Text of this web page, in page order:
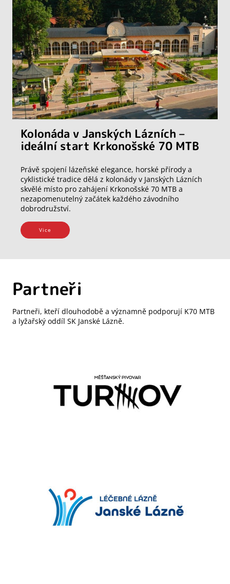
Kolonáda v Janských Lázních –
ideální start Krkonošské 70 MTB
Právě spojení lázeňské elegance, horské přírody a
cyklistické tradice dělá z kolonády v Janských Lázních
skvělé místo pro zahájení Krkonošské 70 MTB a
nezapomenutelný začátek každého závodního
dobrodružství.
Vice
Partneři
Partneři, kteří dlouhodobě a významně podporují K70 MTB
a lyžařský oddíl SK Janské Lázně.